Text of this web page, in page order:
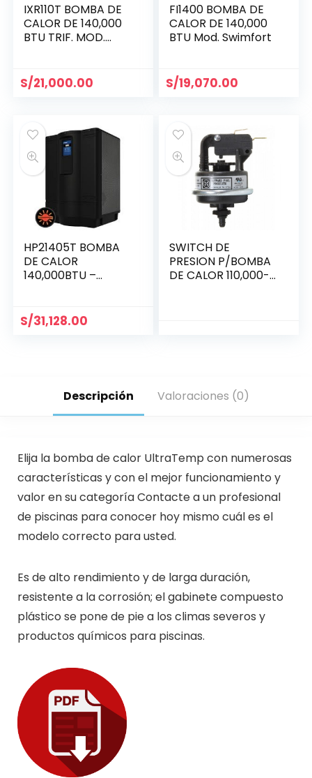
IXR110T BOMBA DE
CALOR DE 140,000
BTU TRIF. MOD.
S/21,000.00
FI1400 BOMBA DE
CALOR DE 140,000
BTU Mod. Swimfort
S/19,070.00
HP21405T BOMBA
DE CALOR
140,000BTU –
S/31,128.00
SWITCH DE
PRESION P/BOMBA
DE CALOR 110,000-
Descripción Valoraciones (0)
Elija la bomba de calor UltraTemp con numerosas
características y con el mejor funcionamiento y
valor en su categoría Contacte a un profesional
de piscinas para conocer hoy mismo cuál es el
modelo correcto para usted.
Es de alto rendimiento y de larga duración,
resistente a la corrosión; el gabinete compuesto
plástico se pone de pie a los climas severos y
productos químicos para piscinas.